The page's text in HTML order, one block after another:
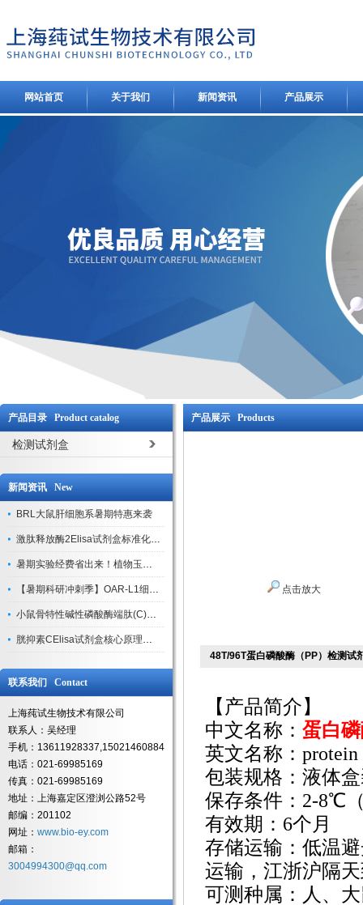
网站首页 关于我们 新闻资讯 产品展示
产品目录 Product catalog
检测试剂盒
新闻资讯 New
BRL大鼠肝细胞系暑期特惠来袭
激肽释放酶2Elisa试剂盒标准化实验操作与质控体系解析
暑期实验经费省出来！植物玉米索核苷（ZR ）elisa酶联免疫试剂盒
【暑期科研冲刺季】OAR-L1细胞专用培养基特惠，助力实验高效突破
小鼠骨特性碱性磷酸酶端肽(C)elisa试剂盒大促，骨科研人速囤
胱抑素CElisa试剂盒核心原理、产品特性与全流程操作规范详解
联系我们 Contact
上海莼试生物技术有限公司
联系人：吴经理
手机：13611928337,15021460884
电话：021-69985169
传真：021-69985169
地址：上海嘉定区澄浏公路52号
邮编：201102
网址： www.bio-ey.com
邮箱：
3004994300@qq.com
产品展示 Products
点击放大
48T/96T蛋白磷酸酶（PP）检测试
【产品简介】
中文名称： 蛋白
英文名称： protein
包装规格：液体
保存条件： 2-8℃
有效期： 6个月
存储运输：低温
运输，江浙沪隔
可测种属：人、